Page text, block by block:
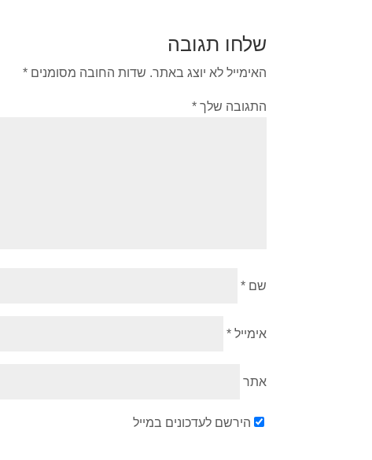
שלחו תגובה
האימייל לא יוצג באתר. שדות החובה מסומנים*
התגובה שלך*
שם*
אימייל*
אתר
הירשם לעדכונים במייל